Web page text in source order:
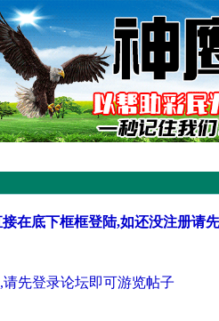
在底下框框登陆,如还没注册请
先登录论坛即可游览帖子